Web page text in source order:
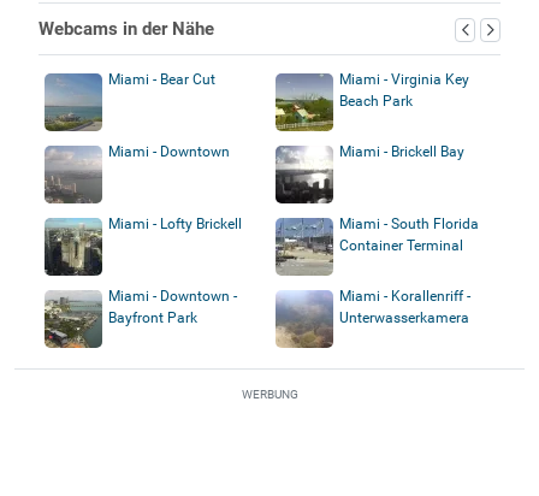
Webcams in der Nähe
Miami - Bear Cut
Miami - Virginia Key
Beach Park
Miami - Downtown Miami - Brickell Bay
Miami - Lofty Brickell
Miami - South Florida
Container Terminal
Miami - Downtown -
Bayfront Park
Miami - Korallenriff -
Unterwasserkamera
WERBUNG